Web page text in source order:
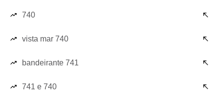
740
vista mar 740
bandeirante 741
741 e 740